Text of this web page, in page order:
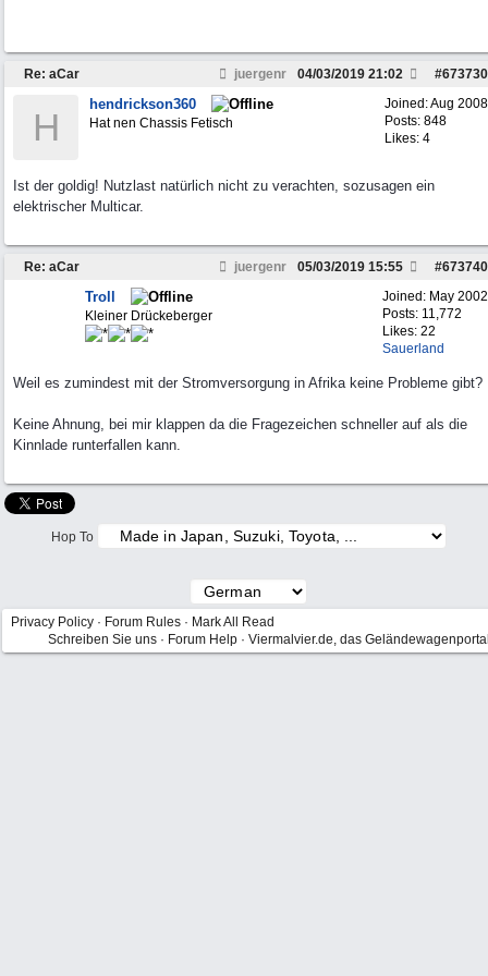
Re: aCar juergenr #673730
04/03/2019 21:02
Joined:Aug 2008
Posts: 848
Likes: 4
H
hendrickson360
Hat nen Chassis Fetisch
Ist der goldig! Nutzlast natürlich nicht zu verachten, sozusagen ein
elektrischer Multicar.
Re: aCar juergenr #673740
05/03/2019 15:55
Joined: May 2002
Posts: 11,772
Likes: 22
Sauerland
Troll
Kleiner Drückeberger
Weil es zumindest mit der Stromversorgung in Afrika keine Probleme gibt?
Keine Ahnung, bei mir klappen da die Fragezeichen schneller auf als die
Kinnlade runterfallen kann.
Hop To
Privacy Policy · Forum Rules · Mark All Read
Schreiben Sie uns · Forum Help · Viermalvier.de, das